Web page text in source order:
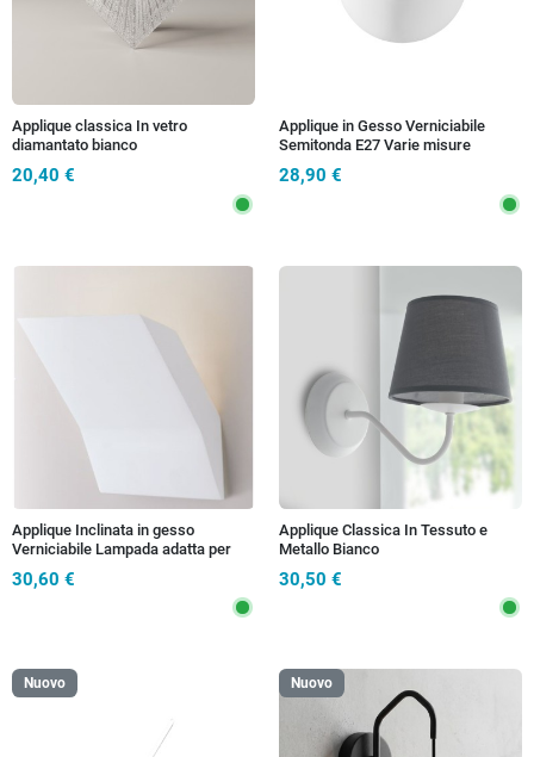
Applique classica In vetro
diamantato bianco
20,40 €
Applique in Gesso Verniciabile
Semitonda E27 Varie misure
28,90 €
Applique Inclinata in gesso
Verniciabile Lampada adatta per
30,60 €
Applique Classica In Tessuto e
Metallo Bianco
30,50 €
Nuovo Nuovo